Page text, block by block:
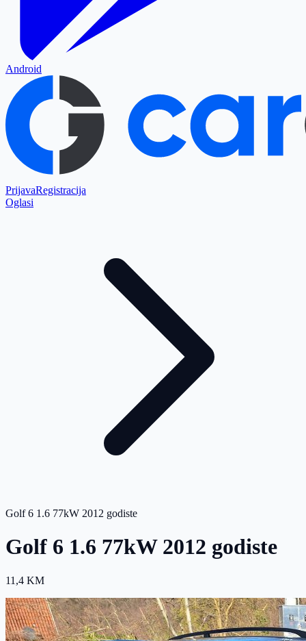
Android
PrijavaRegistracija
Oglasi
Golf 6 1.6 77kW 2012 godiste
Golf 6 1.6 77kW 2012 godiste
11,4 KM